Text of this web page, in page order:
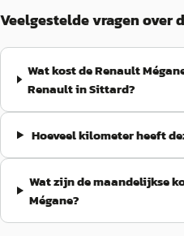
Veelgestelde vragen over
Wat kost de Renault
Renault in Sittard?
Hoeveel kilometer heeft
Wat zijn de maandelijkse
Mégane?